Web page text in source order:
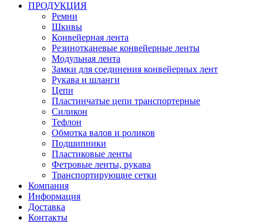
ПРОДУКЦИЯ
Ремни
Шкивы
Конвейерная лента
Резинотканевые конвейерные ленты
Модульная лента
Замки для соединения конвейерных лент
Рукава и шланги
Цепи
Пластинчатые цепи транспортерные
Силикон
Тефлон
Обмотка валов и роликов
Подшипники
Пластиковые ленты
Фетровые ленты, рукава
Транспортирующие сетки
Компания
Информация
Доставка
Контакты